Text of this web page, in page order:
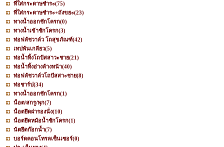
ที่ใส่กระดาษชำระ(75)
ที่ใส่กระดาษชำระ+ถังขยะ(23)
ทางน้ำออกชักโครก(0)
ทางน้ำเข้าชักโครก(3)
ท่อฟลัชวาล์ว โถสุขภัณฑ์(42)
เทปพันเกลียว(5)
ท่อน้ำทิ้งโถปัสสาวะชาย(21)
ท่อน้ำทิ้งอ่างล้างหน้า(40)
ท่อฟลัชวาล์วโถปัสสาะชาย(8)
ท่อชาร์ป(34)
ทางน้ำออกชักโครก(1)
น็อต/สกรู/พุก(7)
น็อตยึดฝารองนั่ง(10)
น็อตยึดหม้อน้ำชักโครก(1)
นัตยึดก๊อกน้ำ(7)
บอร์ดคอนโทรลเซ็นเซอร์(0)